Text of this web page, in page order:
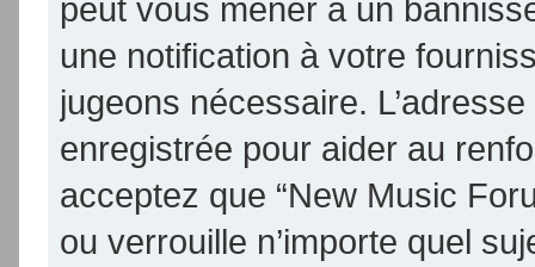
peut vous mener à un
une notification à votre
jugeons nécessaire.
enregistrée pour aider au
acceptez que “New Music
ou verrouille n’importe quel